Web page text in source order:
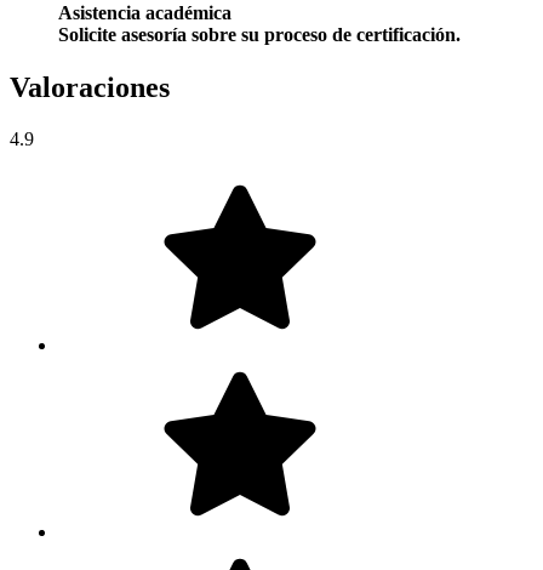
Asistencia académica
Solicite asesoría sobre su proceso de certificación.
Valoraciones
4.9